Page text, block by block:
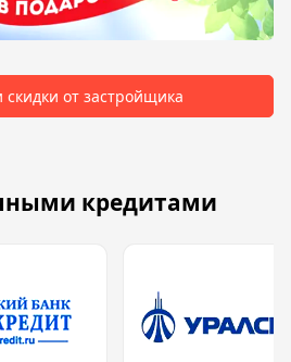
скидки от застройщика
кредитами